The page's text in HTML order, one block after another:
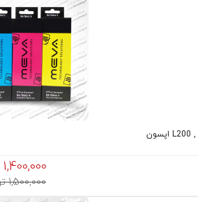
1,400,000
1,500,000 تومان